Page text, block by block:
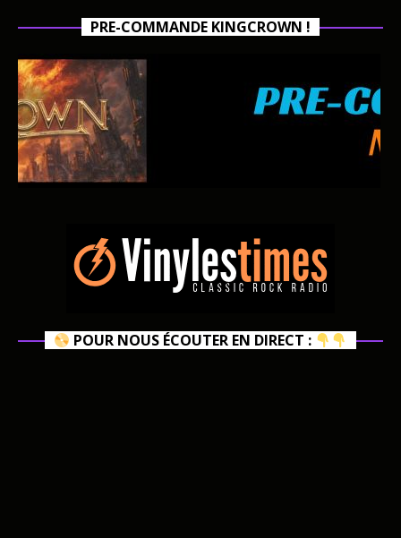
PRE-COMMANDE KINGCROWN !
POUR NOUS ÉCOUTER EN DIRECT :